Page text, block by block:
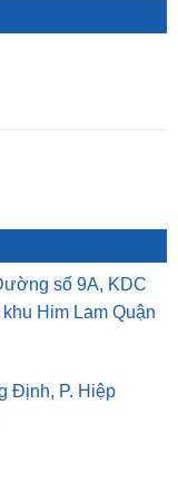
số 9A, KDC
Him Lam Quận
Định, P. Hiệp